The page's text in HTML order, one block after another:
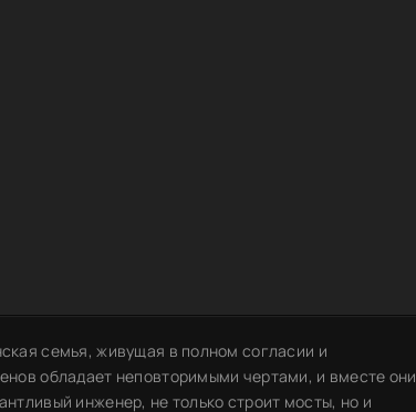
семья, живущая в полном согласии и
обладает неповторимыми чертами, и вместе они
инженер, не только строит мосты, но и